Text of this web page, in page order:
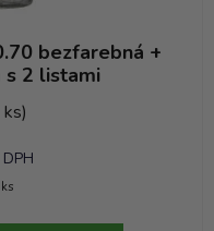
bezfarebná +
s 2 listami